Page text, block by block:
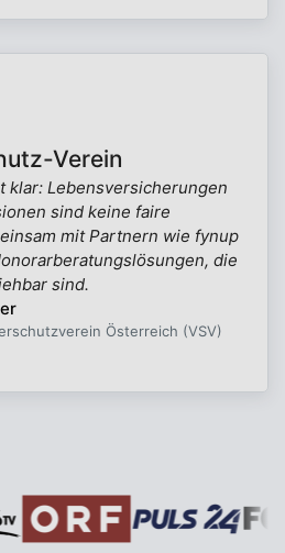
Verein
klar: Lebensversicherungen
sind keine faire
mit Partnern wie fynup
die
sind.
Österreich (VSV)